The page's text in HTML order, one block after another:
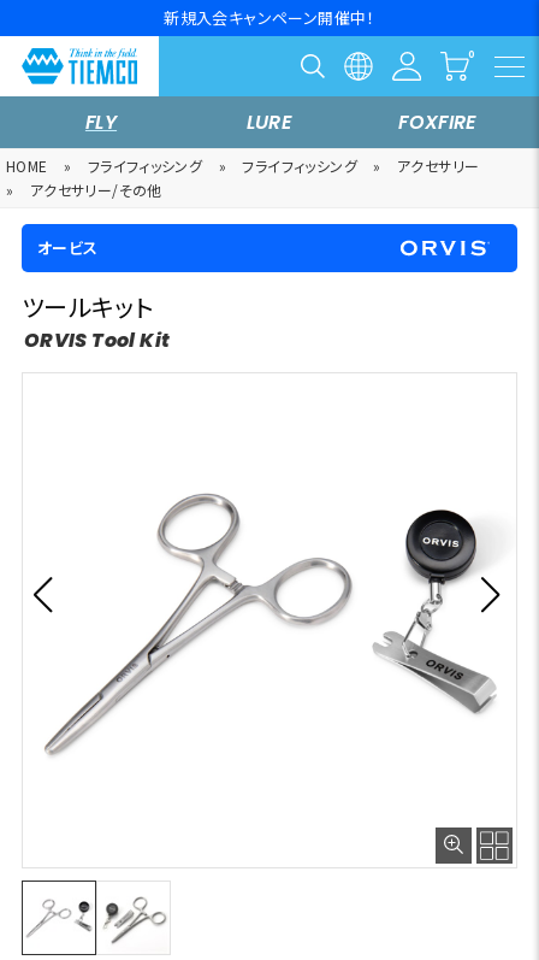
新規入会キャンペーン開催中！
FLY LURE FOXFIRE
HOME » フライフィッシング » フライフィッシング »
アクセサリー
»
アクセサリー/その他
オービス
ツールキット
ORVIS Tool Kit